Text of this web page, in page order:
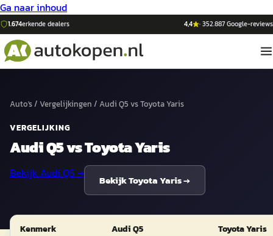
Ga naar inhoud
1.674erkende dealers 4,4 ·352.887Google-reviews
Auto's/ Vergelijkingen / Audi Q5 vsToyota Yaris
VERGELIJKING
Audi Q5vsToyota Yaris
Bekijk Audi Q5→
BekijkToyota Yaris→
Kenmerk Audi Q5 Toyota Yaris